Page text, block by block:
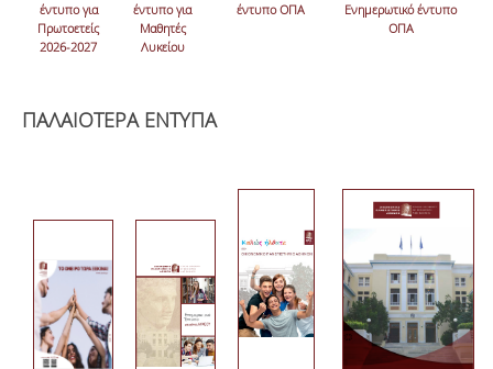
έντυπο για
Πρωτοετείς
2026-2027
έντυπο για
Μαθητές
Λυκείου
έντυπο ΟΠΑ
Ενημερωτικό έντυπο
ΟΠΑ
ΠΑΛΑΙΟΤΕΡΑ ΕΝΤΥΠΑ